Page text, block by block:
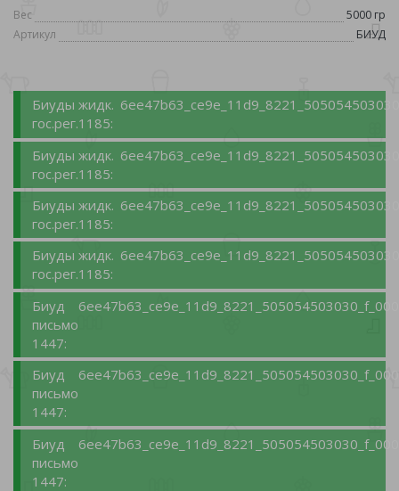
Вес
5000 гр
Артикул
БИУД
Биуды жидк.
гос.рег.1185:
Биуды жидк.
гос.рег.1185:
Биуды жидк.
гос.рег.1185:
Биуды жидк.
гос.рег.1185:
Биуд
письмо
1447:
Биуд
письмо
1447:
Биуд
письмо
1447: